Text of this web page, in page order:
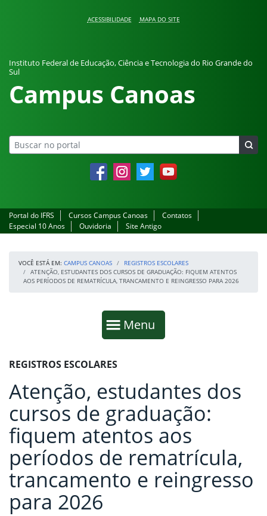
ACESSIBILIDADE MAPA DO SITE
Instituto Federal de Educação, Ciência e Tecnologia do Rio Grande do
Sul
Campus Canoas
FacebookInstagramTwitter YouTube
Portal do IFRS Cursos Campus Canoas
Contatos
Especial 10 Anos
Ouvidoria Site Antigo
VOCÊ ESTÁ EM: CAMPUS CANOAS
REGISTROS ESCOLARES
ATENÇÃO, ESTUDANTES DOS CURSOS DE GRADUAÇÃO: FIQUEM ATENTOS
AOS PERÍODOS DE REMATRÍCULA, TRANCAMENTO E REINGRESSO PARA 2026
Mostrar
Menu
Fim da navegação
Início do conteúdo
REGISTROS ESCOLARES
Atenção, estudantes dos
cursos de graduação:
fiquem atentos aos
períodos de rematrícula,
trancamento e reingresso
para 2026